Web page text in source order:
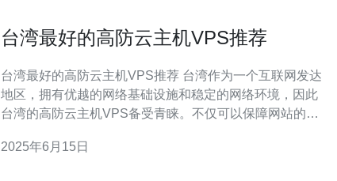
台湾最好的高防云主机VPS推荐
台湾最好的高防云主机VPS推荐 台湾作为一个互联网发达
地区，拥有优越的网络基础设施和稳定的网络环境，因此
台湾的高防云主机VPS备受青睐。不仅可以保障网站的稳
多台湾高防云主机VPS服务商中，有几家备受好评，例如
2025年6月15日